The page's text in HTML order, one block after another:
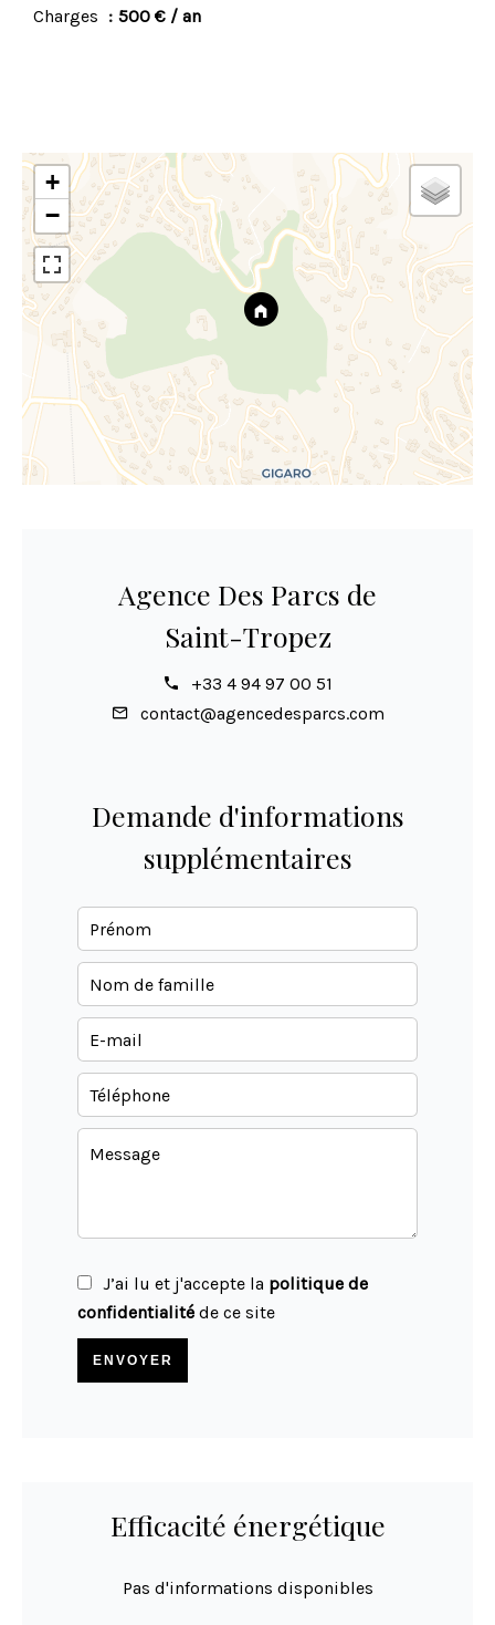
Charges 500 € / an
+
−
Agence Des Parcs de
Saint-Tropez
+33 4 94 97 00 51
contact@agencedesparcs.com
Demande d'informations
supplémentaires
J’ai lu et j'accepte la politique de
confidentialité de ce site
ENVOYER
Efficacité énergétique
Pas d'informations disponibles